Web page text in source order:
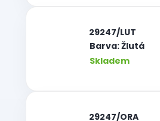
Barva: Žlutá
Skladem
| 29247/LUT
| 29247/ORA